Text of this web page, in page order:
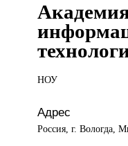
НОУ
Адрес
Россия, г. Вологда,